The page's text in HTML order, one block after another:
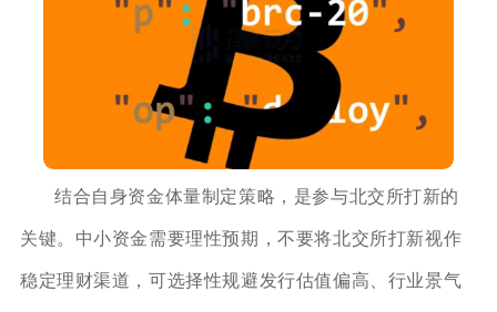
结合自身资金体量制定策略，是参与北交所打新的
关键。中小资金需要理性预期，不要将北交所打新视作
稳定理财渠道，可选择性规避发行估值偏高、行业景气